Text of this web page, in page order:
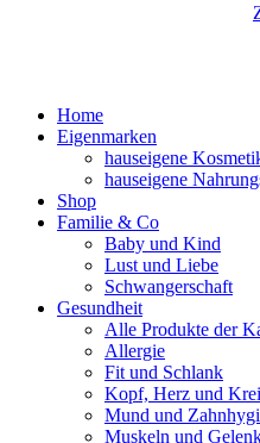
Home
Eigenmarken
hauseigene
hauseigene
Shop
Familie & Co
Baby und Kind
Lust und Liebe
Schwangerschaft
Gesundheit
Alle Produkte der
Allergie
Fit und Schlank
Kopf, Herz und
Mund und
Muskeln und